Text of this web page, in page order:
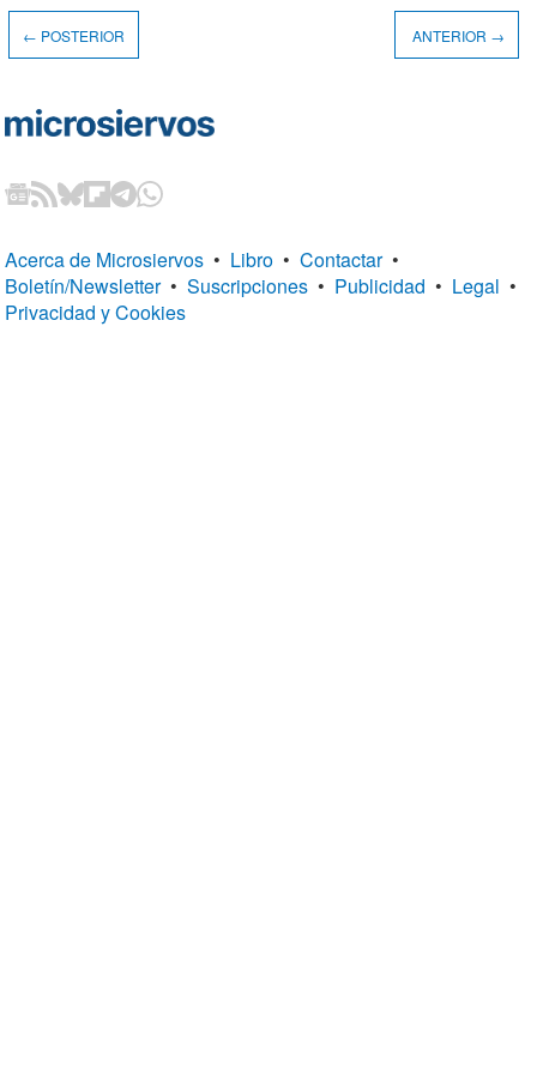
← POSTERIOR ANTERIOR →
Acerca de Microsiervos • Libro • Contactar •
Boletín/Newsletter • Suscripciones • Publicidad • Legal •
Privacidad y Cookies